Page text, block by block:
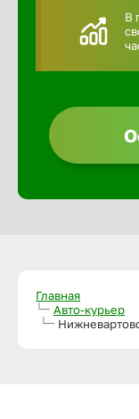
В
Главная
Авто-курьер